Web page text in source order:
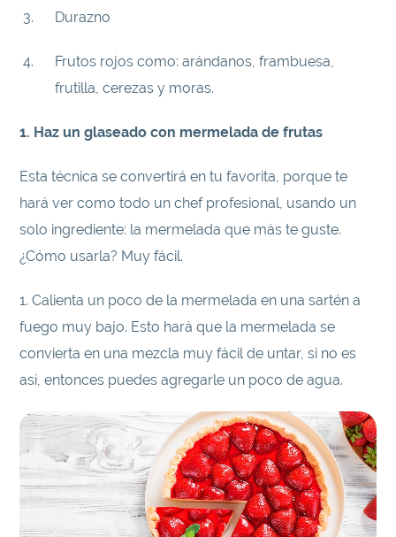
Durazno
Frutos rojos como: arándanos, frambuesa,
frutilla, cerezas y moras.
1. Haz un glaseado con mermelada de frutas
Esta técnica se convertirá en tu favorita, porque te
hará ver como todo un chef profesional, usando un
solo ingrediente: la mermelada que más te guste.
¿Cómo usarla? Muy fácil.
1. Calienta un poco de la mermelada en una sartén a
fuego muy bajo. Esto hará que la mermelada se
convierta en una mezcla muy fácil de untar, si no es
así, entonces puedes agregarle un poco de agua.